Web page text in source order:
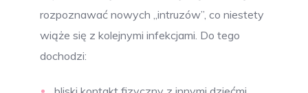
rozpoznawać nowych „intruzów”, co niestety
wiąże się z kolejnymi infekcjami. Do tego
dochodzi: